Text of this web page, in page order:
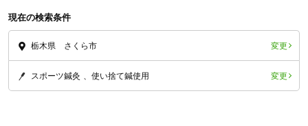
現在の検索条件
栃木県 さくら市 変更
スポーツ鍼灸 使い捨て鍼使用 変更